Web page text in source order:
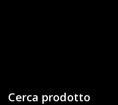
Cerca prodotto